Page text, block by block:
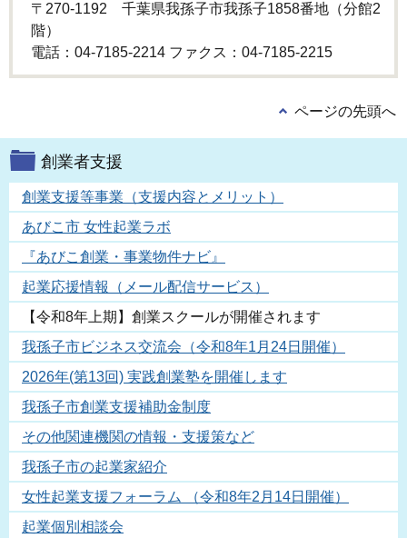
〒270-1192 千葉県我孫子市我孫子1858番地（分館2
階）
電話：04-7185-2214 ファクス：04-7185-2215
ページの先頭へ
創業者支援
創業支援等事業（支援内容とメリット）
あびこ市 女性起業ラボ
『あびこ創業・事業物件ナビ』
起業応援情報（メール配信サービス）
【令和8年上期】創業スクールが開催されます
我孫子市ビジネス交流会（令和8年1月24日開催）
2026年(第13回) 実践創業塾を開催します
我孫子市創業支援補助金制度
その他関連機関の情報・支援策など
我孫子市の起業家紹介
女性起業支援フォーラム （令和8年2月14日開催）
起業個別相談会